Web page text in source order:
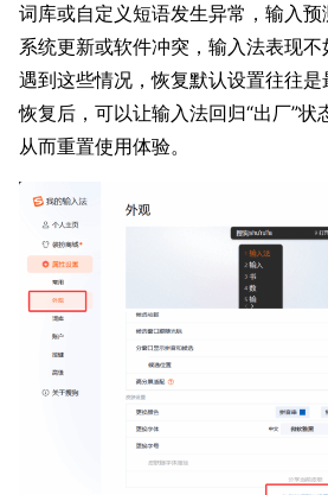
词库或自定义短语发生异常，输入预
系统更新或软件冲突，输入法表现不
遇到这些情况，恢复默认设置往往是
恢复后，可以让输入法回归“出厂”状
从而重置使用体验。